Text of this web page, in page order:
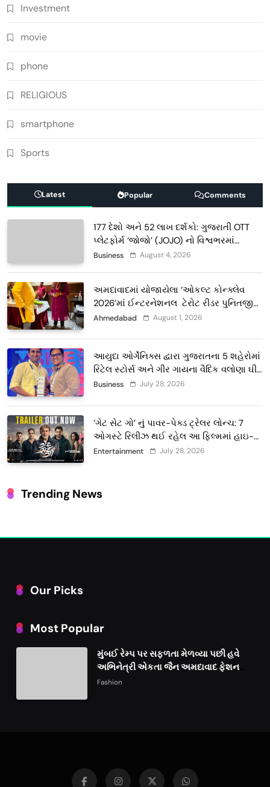
Investment
movie
phone
RELIGIOUS
smartphone
Sports
Latest Popular Comments
177 દેશો અને 52 લાખ દર્શકો: ગુજરાતી OTT
પ્લેટફોર્મ ‘જોજો’ (JOJO) નો વિશ્વભરમાં
દબદબો
Business August 4, 2026
અમદાવાદમાં યોજાયેલા ‘ઓકલ્ટ કોન્ક્લેવ
2026’માં ઈન્ટરનેશનલ ટેરોટ રીડર પુનિતજી
લુલ્લા એ ટેરોટ કાર્ડ રીડિંગ અંગે માહિતી આપી
Ahmedabad August 1, 2026
આયુદા ઓર્ગેનિક્સ દ્વારા ગુજરાતના 5 શહેરોમાં
રિટેલ સ્ટોર્સ અને ગીર ગાયના વૈદિક વલોણા ઘી-
દૂધની શુદ્ધ સેવાઓ સાથે વ્યાપક વિસ્તરણ
Business July 28, 2026
‘ગેટ સેટ ગો’ નું પાવર-પેક્ડ ટ્રેલર લોન્ચ: 7
ઓગસ્ટે રિલીઝ થઈ રહેલ આ ફિલ્મમાં હાઇ-
ટેક VFX જોવા મળશે
Entertainment July 28, 2026
Trending News
Our Picks
Most Popular
મુંબઈ રેમ્પ પર સફળતા મેળવ્યા પછી હવે
અભિનેત્રી એકતા જૈન અમદાવાદ ફેશન
વીકમાં પોતાની પ્રતિભા પ્રદર્શિત કરશે
Fashion